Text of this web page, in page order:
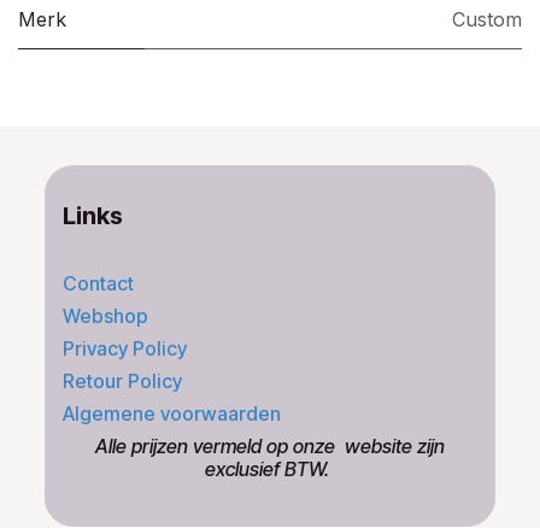
Merk Custom
Links
Contact
Webshop
Privacy Policy
Retour Policy
Algemene voorwaarden
​Alle prijzen vermeld op onze ​website zijn
exclusief BTW.